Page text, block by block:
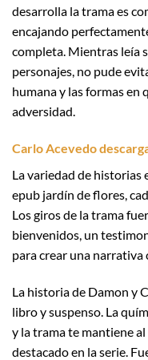
desarrolla la trama es
encajando
completa. Mientras leía
personajes, no pude
humana y las formas en
adversidad.
Carlo Acevedo
La variedad de historias
epub jardín de flores,
Los giros de la trama
bienvenidos, un
para crear una narrativa
La historia de Damon y
libro y suspenso. La
y la trama te mantiene
destacado en la serie.